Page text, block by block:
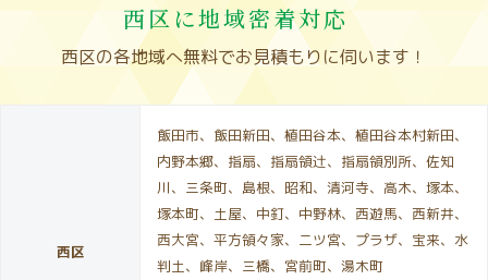
西区に地域密着対応
西区の各地域へ無料でお見積もりに伺います！
西区
飯田市、飯田新田、植田谷本、植田谷本村新田、
内野本郷、指扇、指扇領辻、指扇領別所、佐知
川、三条町、島根、昭和、清河寺、高木、塚本、
塚本町、土屋、中釘、中野林、西遊馬、西新井、
西大宮、平方領々家、二ツ宮、プラザ、宝来、水
判土、峰岸、三橋、宮前町、湯木町